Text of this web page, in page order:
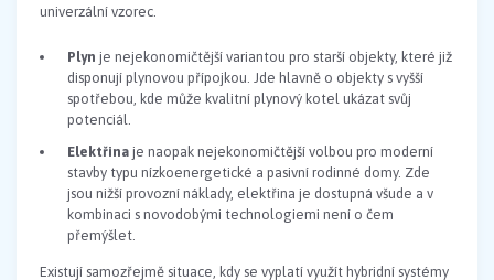
univerzální vzorec.
Plyn je nejekonomičtější variantou pro starší objekty, které již
disponují plynovou přípojkou. Jde hlavně o objekty s vyšší
spotřebou, kde může kvalitní plynový kotel ukázat svůj
potenciál.
Elektřinaje naopak nejekonomičtější volbou pro moderní
stavby typu nízkoenergetické a pasivní rodinné domy. Zde
jsou nižší provozní náklady, elektřina je dostupná všude a v
kombinaci s novodobými technologiemi není o čem
přemýšlet.
Existují samozřejmě situace, kdy se vyplatí využít hybridní systémy